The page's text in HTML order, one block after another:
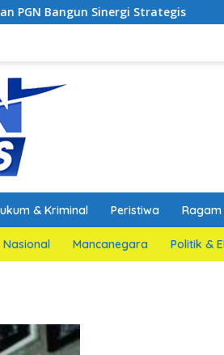
Strategis Dua Saksi
& Kriminal Peristiwa Ragam
Nasional Mancanegara Politik &